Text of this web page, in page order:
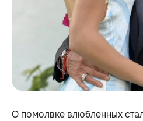
О помолвке влюбленных